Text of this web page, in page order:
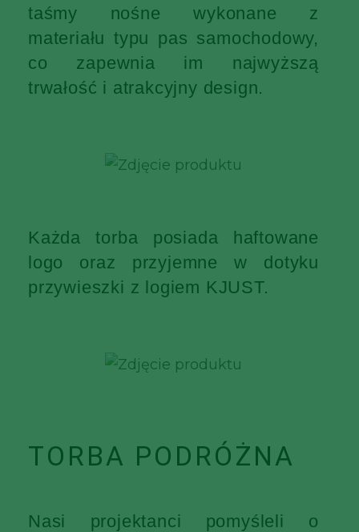
taśmy nośne wykonane z
materiału typu pas samochodowy,
co zapewnia im najwyższą
trwałość i atrakcyjny design.
Każda torba posiada haftowane
logo oraz przyjemne w dotyku
przywieszki z logiem KJUST.
TORBA PODRÓŻNA
Nasi projektanci pomyśleli o